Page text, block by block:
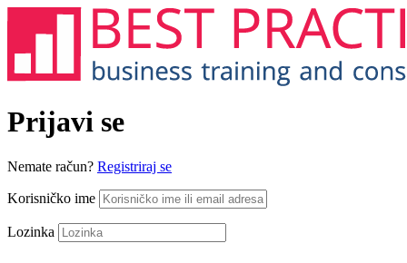
Prijavi se
Nemate račun? Registriraj se
Korisničko ime
Lozinka